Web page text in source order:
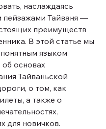
наслаждаясь
пейзажами Тайваня —
преимуществ
В этой статье мы
языком
основах
Тайваньской
о том, как
а также о
для новичков.